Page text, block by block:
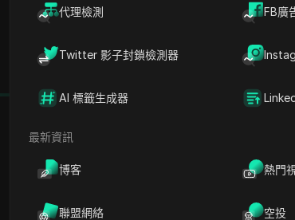
代理檢測 FB廣
Twitter 影子封鎖檢測器
AI 標籤生成器
最新資訊
博客 熱門
聯盟網絡 空投
01